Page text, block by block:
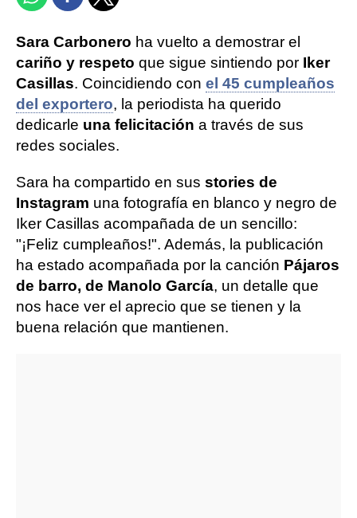
Sara Carbonero ha vuelto a demostrar el
cariño y respeto que sigue sintiendo por Iker
Casillas. Coincidiendo con el 45 cumpleaños
del exportero, la periodista ha querido
dedicarle una felicitación a través de sus
redes sociales.
Sara ha compartido en sus stories de
Instagram una fotografía en blanco y negro de
Iker Casillas acompañada de un sencillo:
"¡Feliz cumpleaños!". Además, la publicación
ha estado acompañada por la canción Pájaros
de barro, de Manolo García, un detalle que
nos hace ver el aprecio que se tienen y la
buena relación que mantienen.